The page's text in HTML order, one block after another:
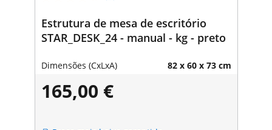
Estrutura de mesa de escritório
STAR_DESK_24 - manual - kg - preto
Dimensões (CxLxA) 82 x 60 x 73 cm
165,00 €